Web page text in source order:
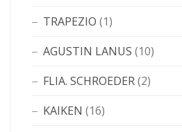
TRAPEZIO (1)
AGUSTIN LANUS (10)
FLIA. SCHROEDER(2)
KAIKEN (16)